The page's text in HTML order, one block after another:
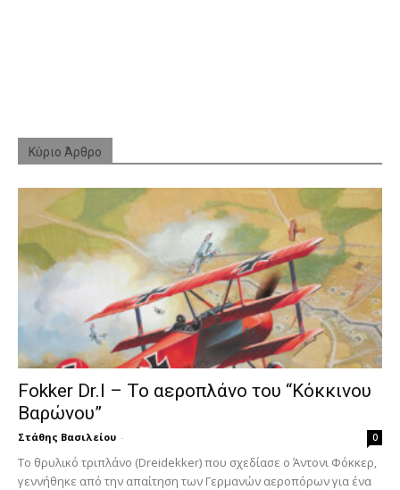
Κύριο Άρθρο
Fokker Dr.I – To αεροπλάνο του “Κόκκινου
Βαρώνου”
Στάθης Βασιλείου - 0
Tο θρυλικό τριπλάνο (Dreidekker) που σχεδίασε ο Άντονι Φόκκερ,
γεννήθηκε από την απαίτηση των Γερμανών αεροπόρων για ένα